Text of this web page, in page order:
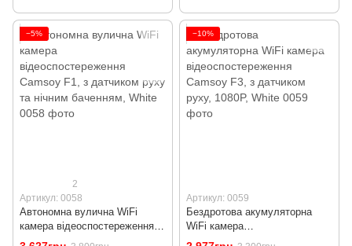
−5%
2
Артикул: 0058
Автономна вулична WiFi
камера відеоспостереження
Camsoy F1, з датчиком руху
−10%
Артикул: 0059
Бездротова акумуляторна
WiFi камера
відеоспостереження Camsoy